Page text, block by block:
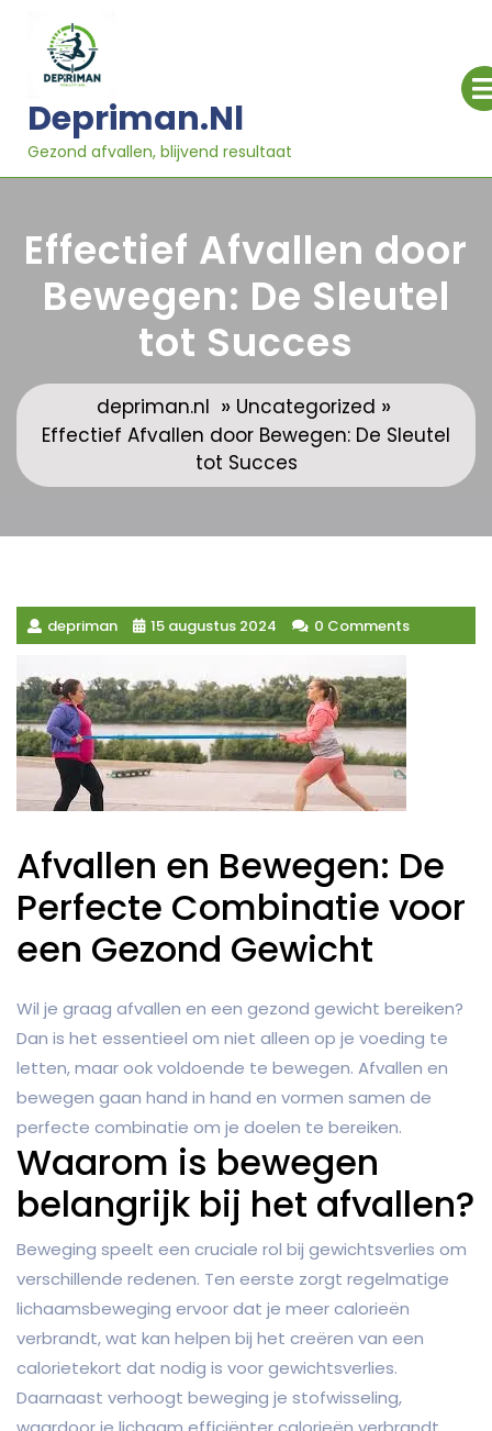
inhoud
Depriman.nl
Gezond afvallen, blijvend resultaat
Effectief Afvallen door
Bewegen: De Sleutel
tot Succes
depriman.nl » Uncategorized »
Effectief Afvallen door Bewegen: De Sleutel
tot Succes
depriman 15 augustus 2024 0 Comments
Afvallen en Bewegen: De
Perfecte Combinatie voor
een Gezond Gewicht
Wil je graag afvallen en een gezond gewicht bereiken?
Dan is het essentieel om niet alleen op je voeding te
letten, maar ook voldoende te bewegen. Afvallen en
bewegen gaan hand in hand en vormen samen de
perfecte combinatie om je doelen te bereiken.
Waarom is bewegen
belangrijk bij het afvallen?
Beweging speelt een cruciale rol bij gewichtsverlies om
verschillende redenen. Ten eerste zorgt regelmatige
lichaamsbeweging ervoor dat je meer calorieën
verbrandt, wat kan helpen bij het creëren van een
calorietekort dat nodig is voor gewichtsverlies.
Daarnaast verhoogt beweging je stofwisseling,